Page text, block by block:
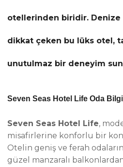
otellerinden biridir. Denize
dikkat çeken bu lüks otel,
unutulmaz bir deneyim
Seven Seas Hotel Life Oda
Seven Seas Hotel Life,
misafirlerine konforlu bir
Otelin geniş ve ferah
güzel manzaralı